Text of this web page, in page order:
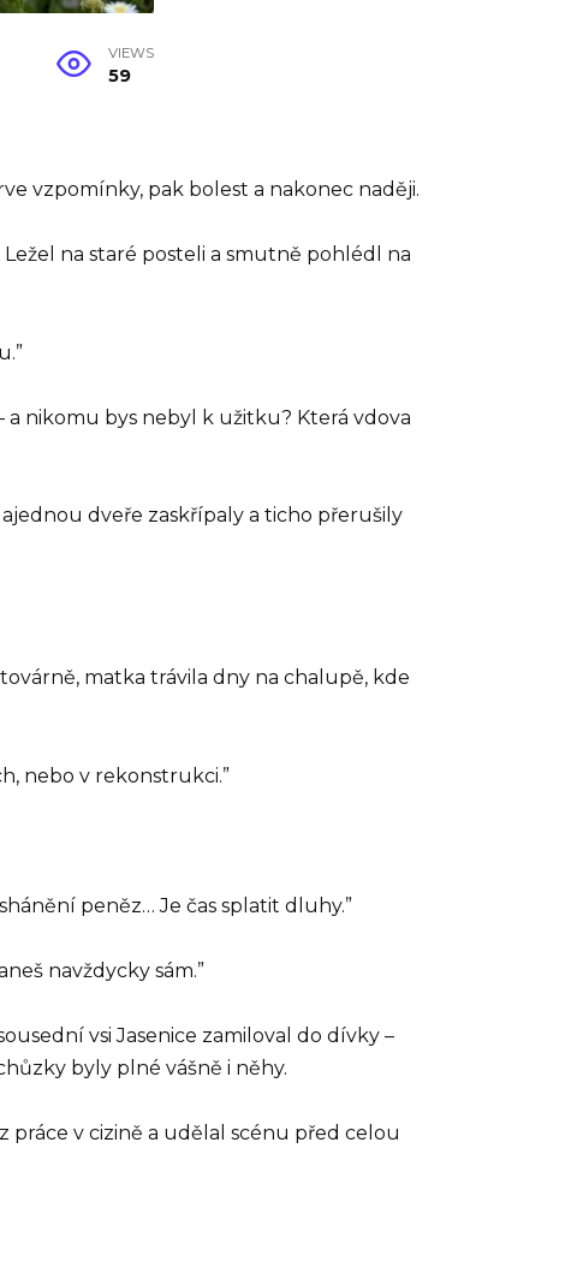
VIEWS
59
vzpomínky, pak bolest a nakonec naději.
na staré posteli a smutně pohlédl na
a nikomu bys nebyl k užitku? Která vdova
dveře zaskřípaly a ticho přerušily
matka trávila dny na chalupě, kde
nebo v rekonstrukci.”
peněz… Je čas splatit dluhy.”
navždycky sám.”
vsi Jasenice zamiloval do dívky –
byly plné vášně i něhy.
práce v cizině a udělal scénu před celou